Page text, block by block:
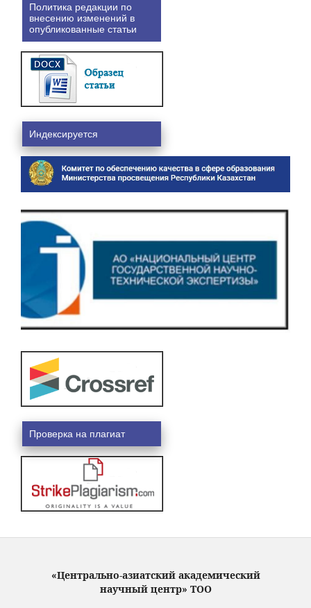
Политика редакции по
внесению изменений в
опубликованные статьи
Индексируется
Проверка на плагиат
«Центрально-азиатский академический
научный центр» ТОО